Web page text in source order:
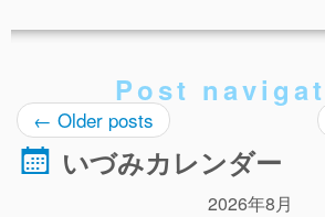
Post
← Older posts
いづみカレンダー
2026年8月